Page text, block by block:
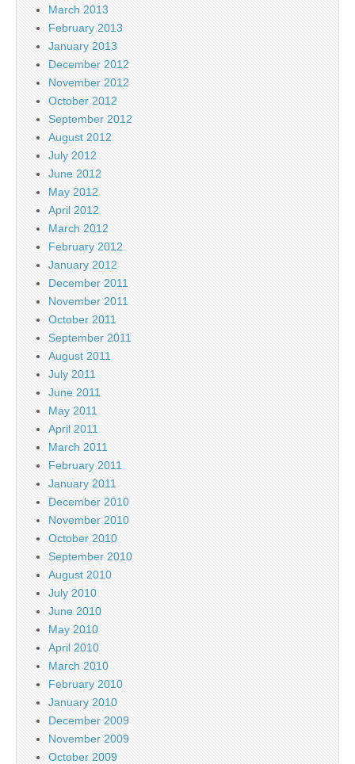
March 2013
February 2013
January 2013
December 2012
November 2012
October 2012
September 2012
August 2012
July 2012
June 2012
May 2012
April 2012
March 2012
February 2012
January 2012
December 2011
November 2011
October 2011
September 2011
August 2011
July 2011
June 2011
May 2011
April 2011
March 2011
February 2011
January 2011
December 2010
November 2010
October 2010
September 2010
August 2010
July 2010
June 2010
May 2010
April 2010
March 2010
February 2010
January 2010
December 2009
November 2009
October 2009